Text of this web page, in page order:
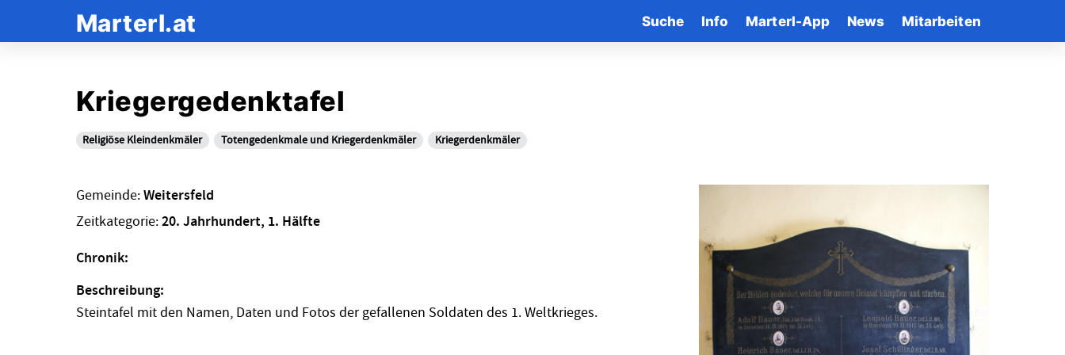
Marterl.at Suche Info Marterl-App News Mitarbeiten
Kriegergedenktafel
Religiöse Kleindenkmäler Totengedenkmale und Kriegerdenkmäler Kriegerdenkmäler
Gemeinde:Weitersfeld
Zeitkategorie:20. Jahrhundert, 1. Hälfte
Chronik:
Beschreibung:
Steintafel mit den Namen, Daten und Fotos der gefallenen Soldaten des 1. Weltkrieges.